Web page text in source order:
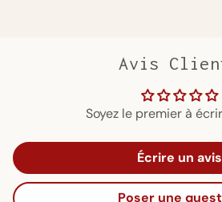
Avis
Soyez le premier à
Écrire un avis
Poser une